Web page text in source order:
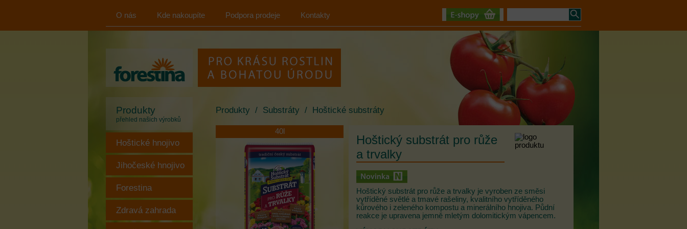
O nás Kde nakoupíte Podpora prodeje Kontakty
s.r.o.
Produkty
přehled našich výrobků
Hoštické hnojivo
Jihočeské hnojivo
Forestina
Zdravá zahrada
Produkty / Substráty / Hoštické substráty
40l
Hoštický substrát pro růže
a trvalky
Hoštický substrát pro růže a trvalky je vyroben ze směsi
vytříděné světlé a tmavé rašeliny, kvalitního vytříděného
kůrového i zeleného kompostu a minerálního hnojiva. Půdní
reakce je upravena jemně mletým dolomitickým vápencem.